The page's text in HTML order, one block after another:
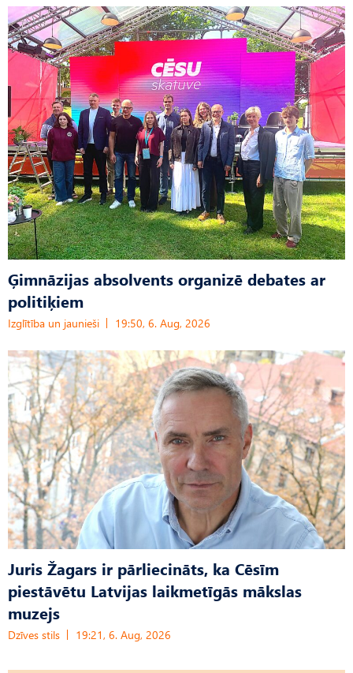
Ģimnāzijas absolvents organizē debates ar
politiķiem
Izglītība un jaunieši 19:50, 6. Aug, 2026
Juris Žagars ir pārliecināts, ka Cēsīm
piestāvētu Latvijas laikmetīgās mākslas
muzejs
Dzīves stils 19:21, 6. Aug, 2026